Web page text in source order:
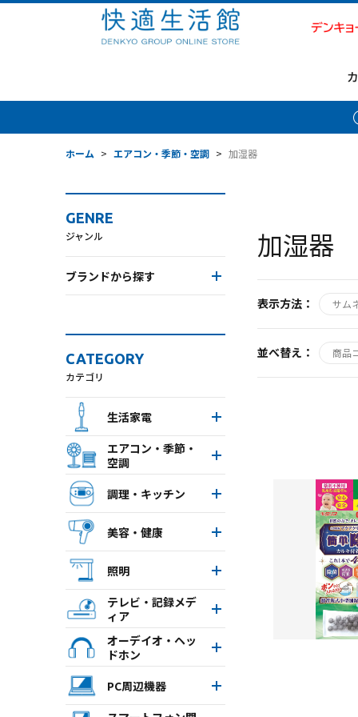
ホーム > エアコン・季節・空調 > 加湿器
GENRE
ジャンル
ブランドから探す
CATEGORY
カテゴリ
生活家電
エアコン・季節・
空調
調理・キッチン
美容・健康
照明
テレビ・記録メデ
ィア
オーデイオ・ヘッ
ドホン
PC周辺機器
加湿器
表示方法： サム
並べ替え： 商品